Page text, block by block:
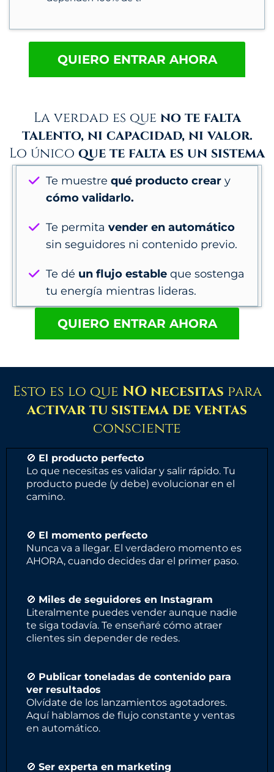
QUIERO ENTRAR AHORA
La verdad es que no te falta
talento, ni capacidad, ni valor.
Lo único que te falta es un sistema
consciente, simple y probado que:
Te muestre qué producto crear y
cómo validarlo.
Te permita vender en automático
sin seguidores ni contenido previo.
Te dé un flujo estable que sostenga
tu energía mientras lideras.
QUIERO ENTRAR AHORA
Esto es lo que NO necesitas para
activar tu sistema de ventas
consciente
🚫 El producto perfecto
Lo que necesitas es validar y salir rápido. Tu
producto puede (y debe) evolucionar en el
camino.
🚫 El momento perfecto
Nunca va a llegar. El verdadero momento es
AHORA, cuando decides dar el primer paso.
🚫 Miles de seguidores en Instagram
Literalmente puedes vender aunque nadie
te siga todavía. Te enseñaré cómo atraer
clientes sin depender de redes.
🚫 Publicar toneladas de contenido para
ver resultados
Olvídate de los lanzamientos agotadores.
Aquí hablamos de flujo constante y ventas
en automático.
🚫 Ser experta en marketing